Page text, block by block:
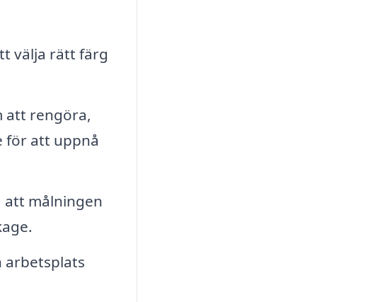
välja rätt färg
att rengöra,
för att uppnå
att målningen
arbetsplats